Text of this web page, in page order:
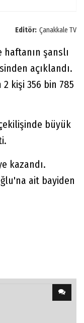
Editör: Çanakkale TV
şanslı
açıklandı.
kişi 356 bin 785
büyük
kazandı.
ait bayiden